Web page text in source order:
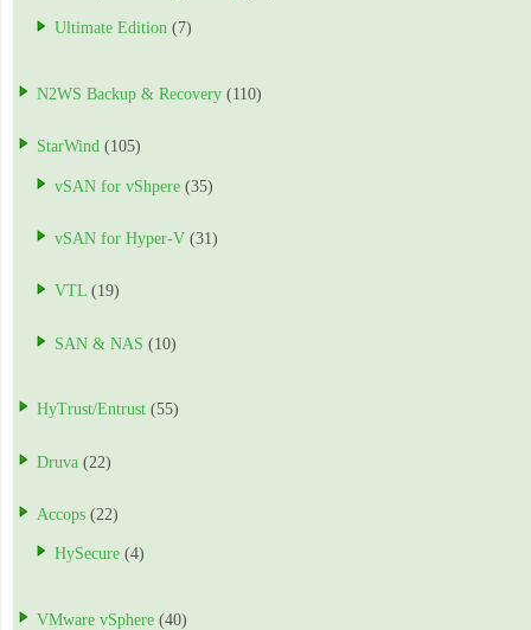
Ultimate Edition (7)
N2WS Backup & Recovery (110)
StarWind (105)
vSAN for vShpere (35)
vSAN for Hyper-V (31)
VTL (19)
SAN & NAS (10)
HyTrust/Entrust (55)
Druva (22)
Accops (22)
HySecure (4)
VMware vSphere (40)